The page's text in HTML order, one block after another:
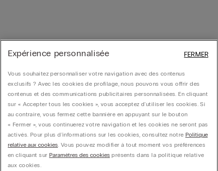
Expérience personnalisée
Vous souhaitez personnaliser votre navigation avec des contenus
exclusifs ? Avec les cookies de profilage, nous pouvons vous offrir des
contenus et des communications publicitaires personnalisées. En cliquant
sur « Accepter tous les cookies », vous acceptez d'utiliser les cookies. Si
au contraire, vous fermez cette bannière en appuyant sur le bouton
« Fermer », vous continuerez votre navigation et les cookies ne seront pas
activés. Pour plus d'informations sur les cookies, consultez notre Politique
relative aux cookies. Vous pouvez modifier à tout moment vos préférences
en cliquant sur Paramètres des cookiesprésents dans la politique relative
aux cookies.
FERMER